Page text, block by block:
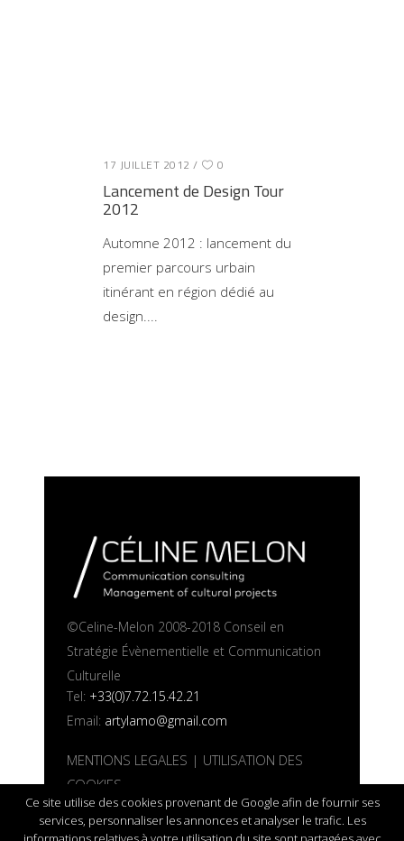
17 JUILLET 2012 0
Lancement de Design Tour
2012
Automne 2012 : lancement du
premier parcours urbain
itinérant en région dédié au
design.
©Celine-Melon 2008-2018 Conseil en
Stratégie Évènementielle et Communication
Culturelle
Tel: +33(0)7.72.15.42.21
Email: artylamo@gmail.com
MENTIONS LEGALES | UTILISATION DES
COOKIES
Ce site utilise des cookies provenant de Google afin de fournir ses
services, personnaliser les annonces et analyser le trafic. Les